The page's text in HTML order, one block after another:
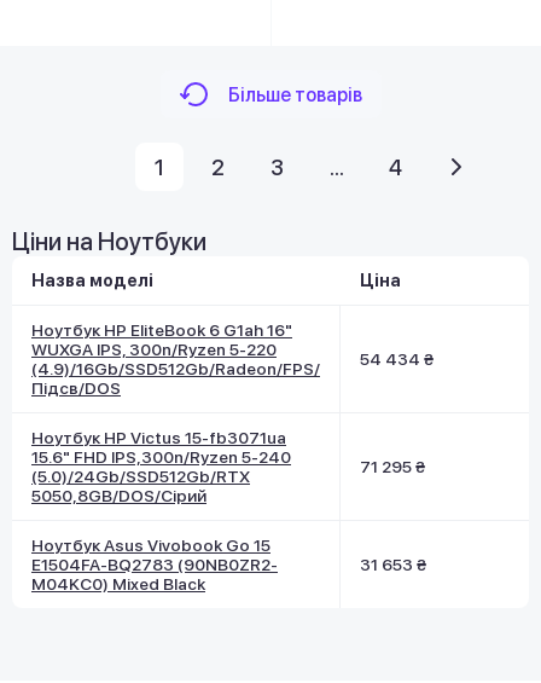
Більше товарів
1 2 3 ... 4
Ціни на Ноутбуки
Назва моделі Ціна
Ноутбук HP EliteBook 6 G1ah 16"
WUXGA IPS, 300n/Ryzen 5-220
(4.9)/16Gb/SSD512Gb/Radeon/FPS/
Підсв/DOS
54 434 ₴
Ноутбук HP Victus 15-fb3071ua
15.6" FHD IPS,300n/Ryzen 5-240
(5.0)/24Gb/SSD512Gb/RTX
5050,8GB/DOS/Сірий
71 295 ₴
Ноутбук Asus Vivobook Go 15
E1504FA-BQ2783 (90NB0ZR2-
M04KC0) Mixed Black
31 653 ₴